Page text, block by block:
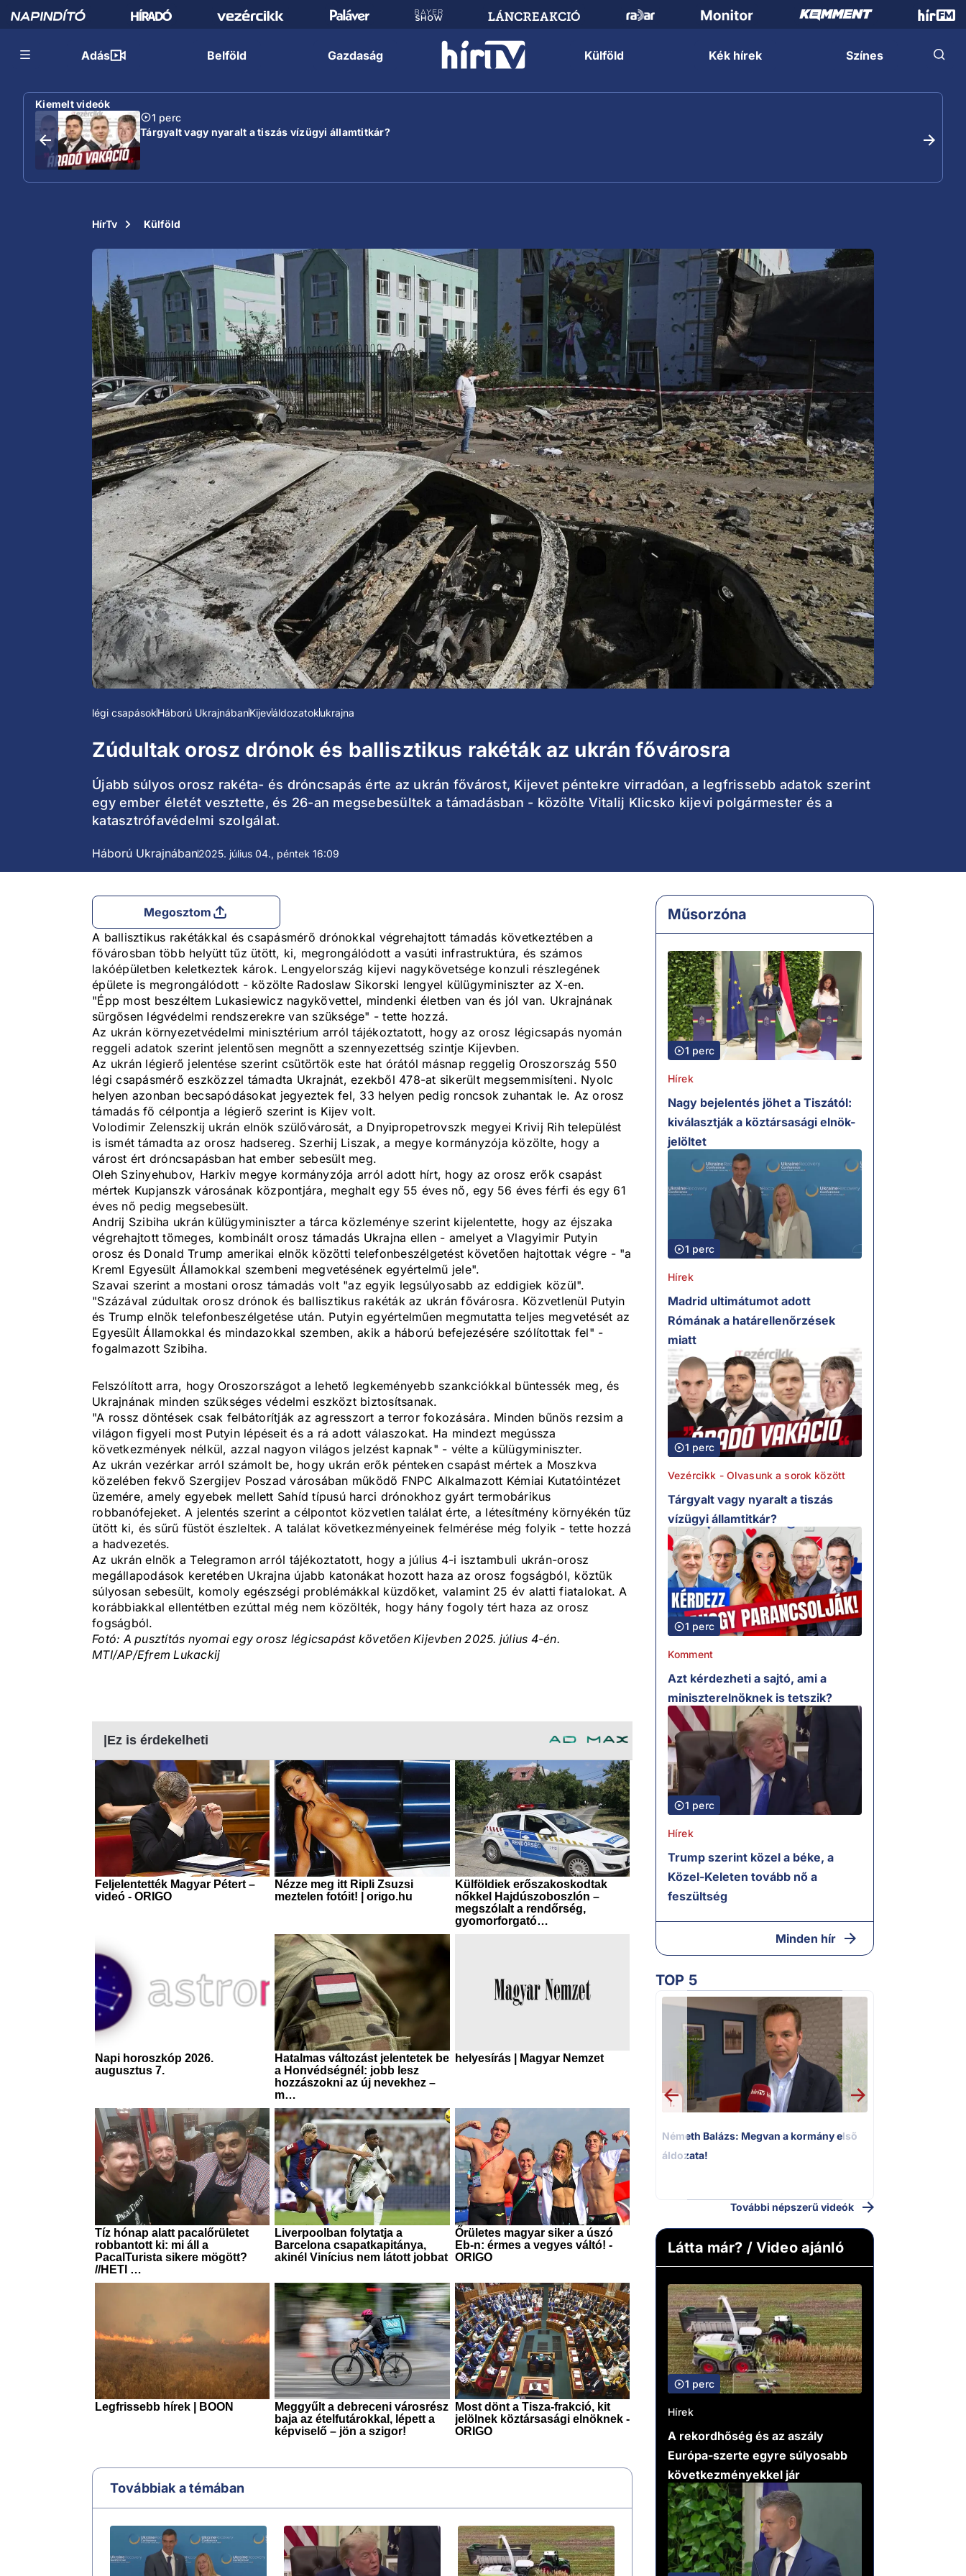
Adás Belföld Gazdaság Külföld Kék hírek Színes
Kiemelt videók
1 perc
Tárgyalt vagy nyaralt a tiszás vízügyi államtitkár?
HírTv Külföld
légi csapásokHáború UkrajnábanKijeváldozatokukrajna
Zúdultak orosz drónok és ballisztikus rakéták az ukrán fővárosra
Újabb súlyos orosz rakéta- és dróncsapás érte az ukrán fővárost, Kijevet péntekre virradóan, a legfrissebb adatok szerint
egy ember életét vesztette, és 26-an megsebesültek a támadásban - közölte Vitalij Klicsko kijevi polgármester és a
katasztrófavédelmi szolgálat.
Háború Ukrajnában2025. július 04., péntek 16:09
Megosztom
A ballisztikus rakétákkal és csapásmérő drónokkal végrehajtott támadás következtében a
fővárosban több helyütt tűz ütött, ki, megrongálódott a vasúti infrastruktúra, és számos
lakóépületben keletkeztek károk. Lengyelország kijevi nagykövetsége konzuli részlegének
épülete is megrongálódott - közölte Radoslaw Sikorski lengyel külügyminiszter az X-en.
"Épp most beszéltem Lukasiewicz nagykövettel, mindenki életben van és jól van. Ukrajnának
sürgősen légvédelmi rendszerekre van szüksége" - tette hozzá.
Az ukrán környezetvédelmi minisztérium arról tájékoztatott, hogy az orosz légicsapás nyomán
reggeli adatok szerint jelentősen megnőtt a szennyezettség szintje Kijevben.
Az ukrán légierő jelentése szerint csütörtök este hat órától másnap reggelig Oroszország 550
légi csapásmérő eszközzel támadta Ukrajnát, ezekből 478-at sikerült megsemmisíteni. Nyolc
helyen azonban becsapódásokat jegyeztek fel, 33 helyen pedig roncsok zuhantak le. Az orosz
támadás fő célpontja a légierő szerint is Kijev volt.
Volodimir Zelenszkij ukrán elnök szülővárosát, a Dnyipropetrovszk megyei Krivij Rih települést
is ismét támadta az orosz hadsereg. Szerhij Liszak, a megye kormányzója közölte, hogy a
várost ért dróncsapásban hat ember sebesült meg.
Oleh Szinyehubov, Harkiv megye kormányzója arról adott hírt, hogy az orosz erők csapást
mértek Kupjanszk városának központjára, meghalt egy 55 éves nő, egy 56 éves férfi és egy 61
éves nő pedig megsebesült.
Andrij Szibiha ukrán külügyminiszter a tárca közleménye szerint kijelentette, hogy az éjszaka
végrehajtott tömeges, kombinált orosz támadás Ukrajna ellen - amelyet a Vlagyimir Putyin
orosz és Donald Trump amerikai elnök közötti telefonbeszélgetést követően hajtottak végre - "a
Kreml Egyesült Államokkal szembeni megvetésének egyértelmű jele".
Szavai szerint a mostani orosz támadás volt "az egyik legsúlyosabb az eddigiek közül".
"Százával zúdultak orosz drónok és ballisztikus rakéták az ukrán fővárosra. Közvetlenül Putyin
és Trump elnök telefonbeszélgetése után. Putyin egyértelműen megmutatta teljes megvetését az
Egyesült Államokkal és mindazokkal szemben, akik a háború befejezésére szólítottak fel" -
fogalmazott Szibiha.
Felszólított arra, hogy Oroszországot a lehető legkeményebb szankciókkal büntessék meg, és
Ukrajnának minden szükséges védelmi eszközt biztosítsanak.
"A rossz döntések csak felbátorítják az agresszort a terror fokozására. Minden bűnös rezsim a
világon figyeli most Putyin lépéseit és a rá adott válaszokat. Ha mindezt megússza
következmények nélkül, azzal nagyon világos jelzést kapnak" - vélte a külügyminiszter.
Az ukrán vezérkar arról számolt be, hogy ukrán erők pénteken csapást mértek a Moszkva
közelében fekvő Szergijev Poszad városában működő FNPC Alkalmazott Kémiai Kutatóintézet
üzemére, amely egyebek mellett Sahíd típusú harci drónokhoz gyárt termobárikus
robbanófejeket. A jelentés szerint a célpontot közvetlen találat érte, a létesítmény környékén tűz
ütött ki, és sűrű füstöt észleltek. A találat következményeinek felmérése még folyik - tette hozzá
a hadvezetés.
Az ukrán elnök a Telegramon arról tájékoztatott, hogy a július 4-i isztambuli ukrán-orosz
megállapodások keretében Ukrajna újabb katonákat hozott haza az orosz fogságból, köztük
súlyosan sebesült, komoly egészségi problémákkal küzdőket, valamint 25 év alatti fiatalokat. A
korábbiakkal ellentétben ezúttal még nem közölték, hogy hány fogoly tért haza az orosz
fogságból.
Fotó: A pusztítás nyomai egy orosz légicsapást követően Kijevben 2025. július 4-én.
MTI/AP/Efrem Lukackij
Továbbiak a témában
Műsorzóna
1 perc
Hírek
Nagy bejelentés jöhet a Tiszától:
kiválasztják a köztársasági elnök-
jelöltet
1 perc
Hírek
Madrid ultimátumot adott
Rómának a határellenőrzések
miatt
1 perc
Vezércikk - Olvasunk a sorok között
Tárgyalt vagy nyaralt a tiszás
vízügyi államtitkár?
1 perc
Komment
Azt kérdezheti a sajtó, ami a
miniszterelnöknek is tetszik?
1 perc
Hírek
Trump szerint közel a béke, a
Közel-Keleten tovább nő a
feszültség
Minden hír
TOP 5
1.
Németh Balázs: Megvan a kormány első
áldozata!
További népszerű videók
Látta már? / Video ajánló
1 perc
Hírek
A rekordhőség és az aszály
Európa-szerte egyre súlyosabb
következményekkel jár